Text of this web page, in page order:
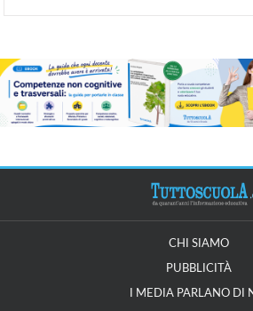
CHI SIAMO
PUBBLICITÀ
I MEDIA PARLANO DI